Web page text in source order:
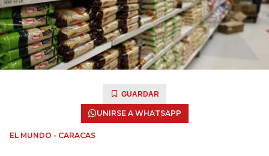
GUARDAR
UNIRSE A WHATSAPP
EL MUNDO - CARACAS